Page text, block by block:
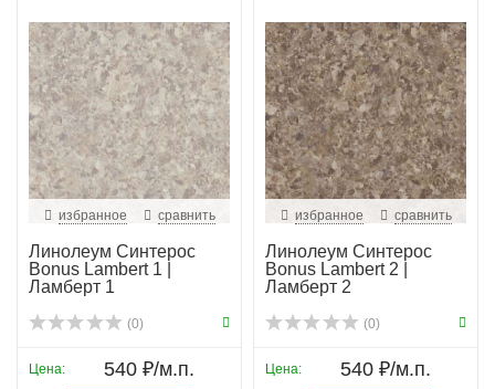
избранное сравнить
Линолеум Синтерос
Bonus Lambert 1 |
Ламберт 1
(0)
Цена: 540 ₽/м.п.
избранное сравнить
Линолеум Синтерос
Bonus Lambert 2 |
Ламберт 2
(0)
Цена: 540 ₽/м.п.